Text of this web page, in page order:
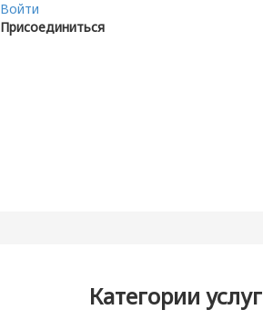
Войти
Присоединиться
Категории услуг